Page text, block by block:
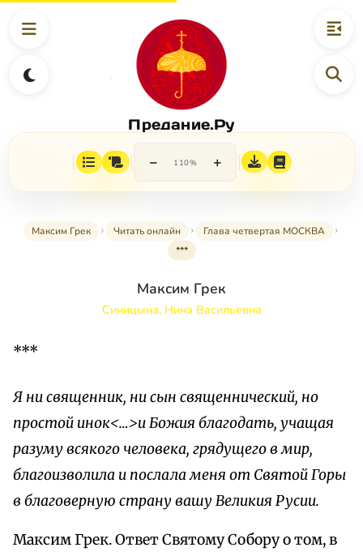
Предание.Ру
− 110% +
Максим Грек Читать онлайн
Глава четвертая МОСКВА
***
Максим Грек
Синицына, Нина Васильевна
***
Я ни священник, ни сын священнический, но
простой инок<…>и Божия благодать, учащая
разуму всякого человека, грядущего в мир,
благоизволила и послала меня от Святой Горы
в благоверную страну вашу Великия Русии.
Максим Грек. Ответ Святому Собору о том, в